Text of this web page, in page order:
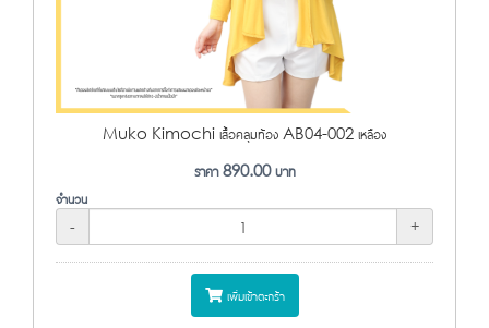
Muko Kimochi เสื้อคลุมท้อง AB04-002 เหลือง
ราคา890.00บาท
จำนวน
-
+
เพิ่มเข้าตะกร้า